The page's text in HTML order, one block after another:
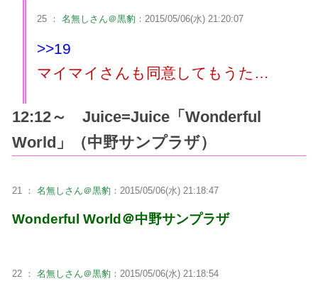
25 ： 名無しさん＠黒豹 ：2015/05/06(水) 21:20:07
>>19
マイマイさんも同意してもうた…
12:12～ Juice=Juice「Wonderful
World」（中野サンプラザ）
21 ： 名無しさん＠黒豹 ：2015/05/06(水) 21:18:47
Wonderful World＠中野サンプラザ
22 ： 名無しさん＠黒豹 ：2015/05/06(水) 21:18:54